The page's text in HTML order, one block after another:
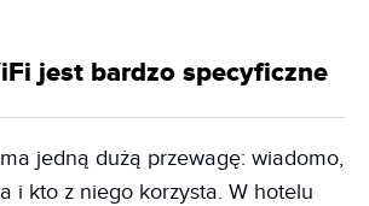
jest bardzo specyficzne
jedną dużą przewagę: wiadomo,
i kto z niego korzysta. W hotelu